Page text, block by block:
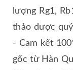
lượng Rg1,
thảo dược
- Cam kết
gốc từ Hàn